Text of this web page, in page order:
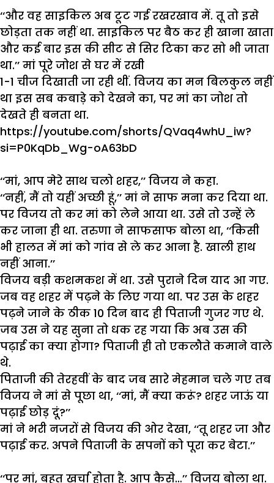
‘‘और वह साइकिल अब टूट गई रखरखाव में. तू तो इसे
छोड़ता तक नहीं था. साइकिल पर बैठ कर ही खाना खाता
और कई बार इस की सीट से सिर टिका कर सो भी जाता
था.’’ मां पूरे जोश से घर में रखी
1-1 चीज दिखाती जा रही थीं. विजय का मन बिलकुल नहीं
था इस सब कबाड़े को देखने का, पर मां का जोश तो
देखते ही बनता था.
https://youtube.com/shorts/QVaq4whU_iw?
si=P0KqDb_Wg-oA63bD
‘‘मां, आप मेरे साथ चलो शहर,’’ विजय ने कहा.
‘‘नहीं, मैं तो यहीं अच्छी हूं,’’ मां ने साफ मना कर दिया था.
पर विजय तो कर मां को लेने आया था. उसे तो उन्हें ले
कर जाना ही था. तरुणा ने साफसाफ बोला था, ‘‘किसी
भी हालत में मां को गांव से ले कर आना है. खाली हाथ
नहीं आना.’’
विजय बड़ी कशमकश में था. उसे पुराने दिन याद आ गए.
जब वह शहर में पढ़ने के लिए गया था. पर उस के शहर
पढ़ने जाने के ठीक 10 दिन बाद ही पिताजी गुजर गए थे.
जब उस ने यह सुना तो धक रह गया कि अब उस की
पढ़ाई का क्या होगा? पिताजी ही तो एकलौते कमाने वाले
थे.
पिताजी की तेरहवीं के बाद जब सारे मेहमान चले गए तब
विजय ने मां से पूछा था, ‘‘मां, मैं क्या करूं? शहर जाऊं या
पढ़ाई छोड़ दूं?’’
मां ने भरी नजरों से विजय की ओर देखा, ‘‘तू शहर जा और
पढ़ाई कर. अपने पिताजी के सपनों को पूरा कर बेटा.’’
‘‘पर मां, बहुत खर्चा होता है. आप कैसे…’’ विजय बोला था.